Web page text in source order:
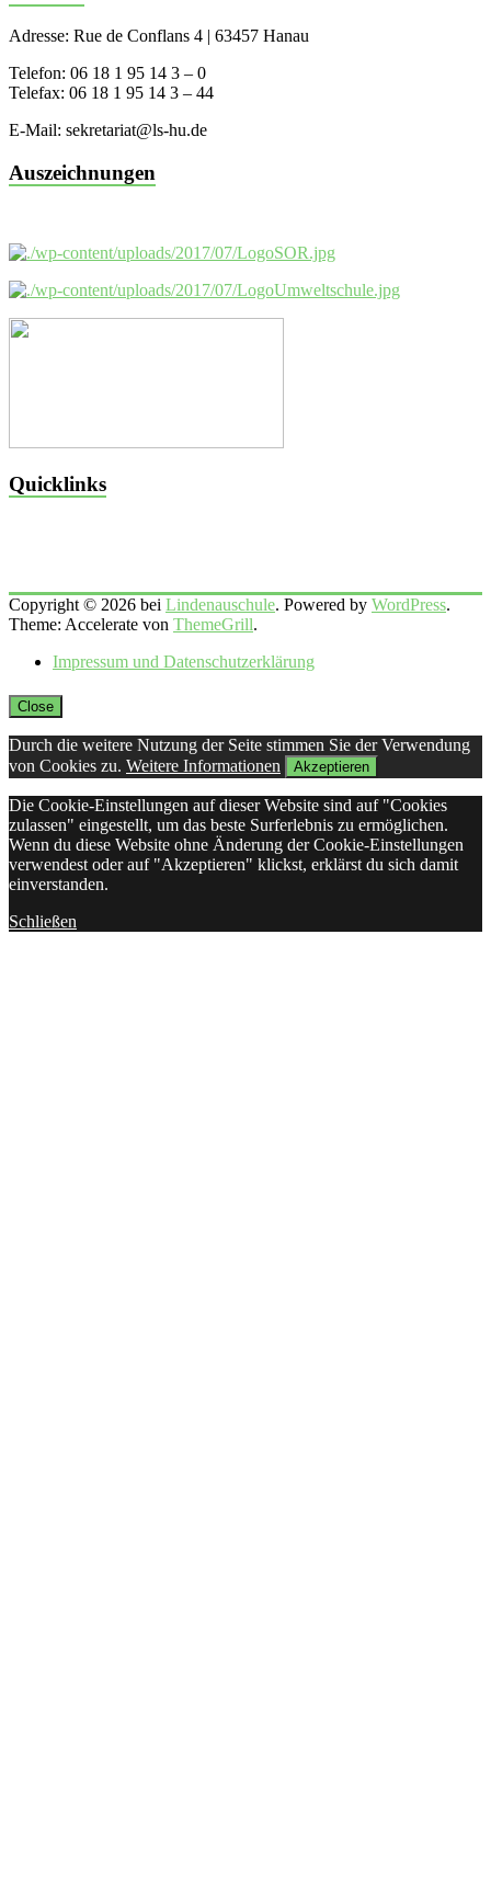
Adresse: Rue de Conflans 4 | 63457 Hanau
Telefon: 06 18 1 95 14 3 – 0
Telefax: 06 18 1 95 14 3 – 44
E-Mail: sekretariat@ls-hu.de
Auszeichnungen
Quicklinks
Copyright © 2026 bei Lindenauschule. Powered by WordPress.
Theme: Accelerate von ThemeGrill.
Impressum und Datenschutzerklärung
Close
Durch die weitere Nutzung der Seite stimmen Sie der Verwendung
von Cookies zu. Weitere Informationen Akzeptieren
Die Cookie-Einstellungen auf dieser Website sind auf "Cookies
zulassen" eingestellt, um das beste Surferlebnis zu ermöglichen.
Wenn du diese Website ohne Änderung der Cookie-Einstellungen
verwendest oder auf "Akzeptieren" klickst, erklärst du sich damit
einverstanden.
Schließen